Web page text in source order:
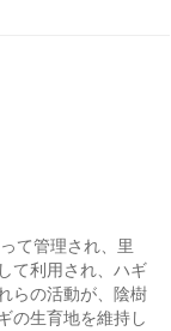
て管理され、里
て利用され、ハギ
らの活動が、陰樹
の生育地を維持し